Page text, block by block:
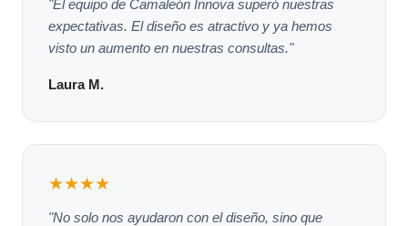
"El equipo de Camaleón Innova superó nuestras
expectativas. El diseño es atractivo y ya hemos
visto un aumento en nuestras consultas."
Laura M.
★★★★
"No solo nos ayudaron con el diseño, sino que